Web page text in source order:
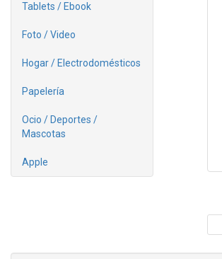
Tablets / Ebook
Foto / Video
Hogar / Electrodomésticos
Papelería
Ocio / Deportes /
Mascotas
Apple